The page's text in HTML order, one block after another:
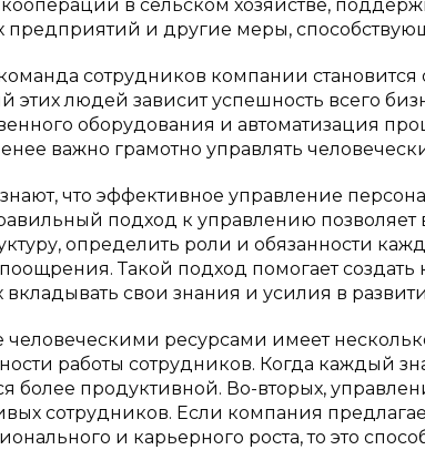
в сельском хозяйстве,
предприятий и другие меры,
сотрудников компании становится
людей зависит успешность всего
оборудования и автоматизация
важно грамотно управлять
что эффективное управление
подход к управлению
определить роли и обязанности
Такой подход помогает
вкладывать свои знания и усилия в
человеческими ресурсами имеет
работы сотрудников. Когда каждый
более продуктивной. Во-вторых,
сотрудников. Если компания
и карьерного роста, то это